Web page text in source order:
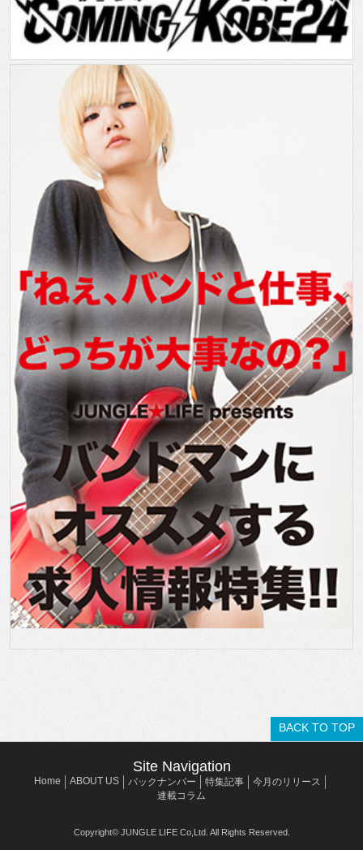
BACK TO TOP
Site Navigation
Home ABOUT US バックナンバー 特集記事
今月のリリース
連載コラム
Copyright© JUNGLE LIFE Co,Ltd. All Rights Reserved.